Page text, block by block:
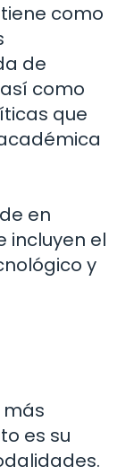
como
de
como
que
en
incluyen el
y
es su